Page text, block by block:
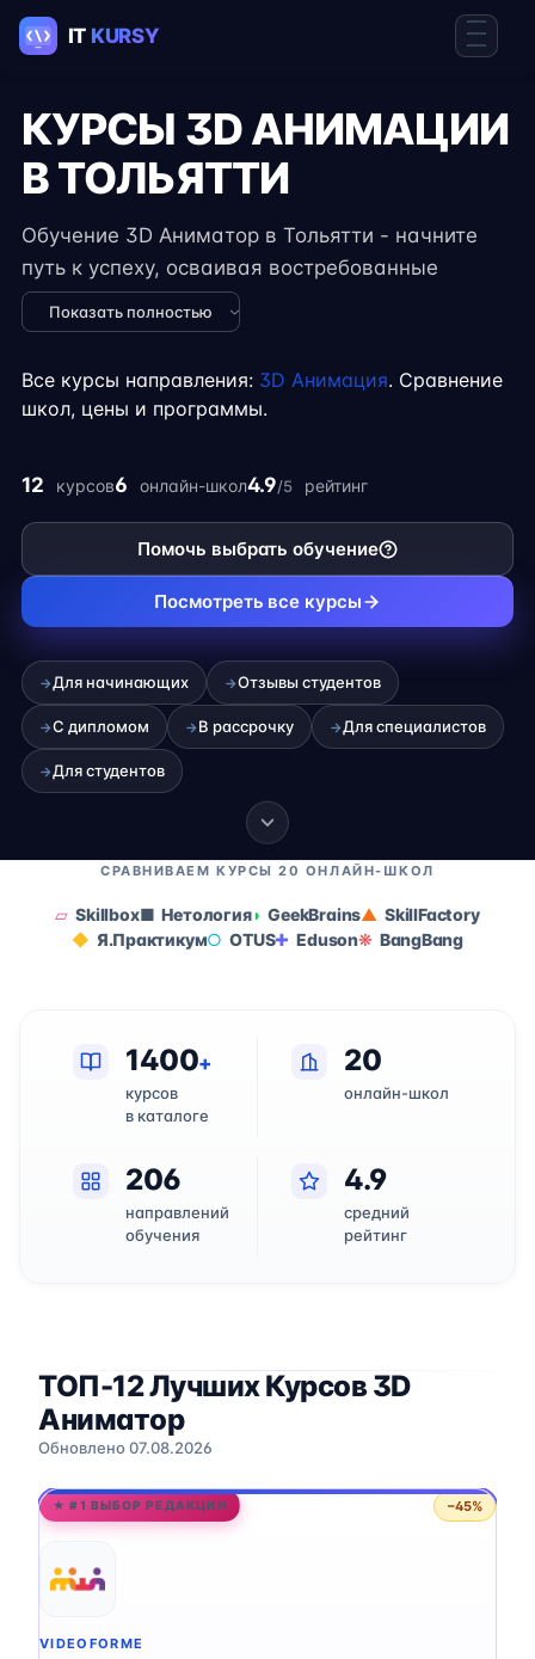
КУРСЫ 3D АНИМАЦИИ
В ТОЛЬЯТТИ
Обучение 3D Аниматор в Тольятти - начните
путь к успеху, осваивая востребованные
навыки в IT. Курсы подходят для новичков и
специалистов с опытом, включают
консультации экспертов. Гибкий формат
фрилансе.
Показать полностью
Все курсы направления: 3D Анимация. Сравнение
школ, цены и программы.
12 курсов6 онлайн-школ4.9/5 рейтинг
Помочь выбрать обучение
Посмотреть все курсы
→Для начинающих →Отзывы студентов
→С дипломом →В рассрочку →Для специалистов
→Для студентов
СРАВНИВАЕМ КУРСЫ 20 ОНЛАЙН-ШКОЛ
Skillbox Нетология GeekBrains
SkillFactory
Я.Практикум
OTUS Eduson BangBang
1400+
курсов
в каталоге
20
онлайн-школ
206
направлений
обучения
4.9
средний
рейтинг
ТОП-12 Лучших Курсов 3D
Аниматор
Обновлено 07.08.2026
★ #1 ВЫБОР РЕДАКЦИИ −45%
VIDEOFORME